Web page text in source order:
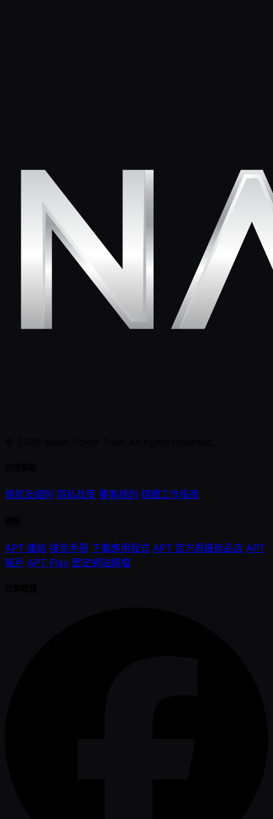
條款及細則 隱私政策 賽事規則 媒體工作指南
APT 連結 撲克手冊 下載應用程式 APT 官方周邊商品店 APT
帳戶 APT Play 歷史網站歸檔